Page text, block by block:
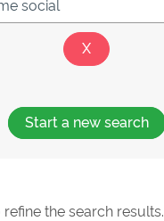
Start a new search
the search results.